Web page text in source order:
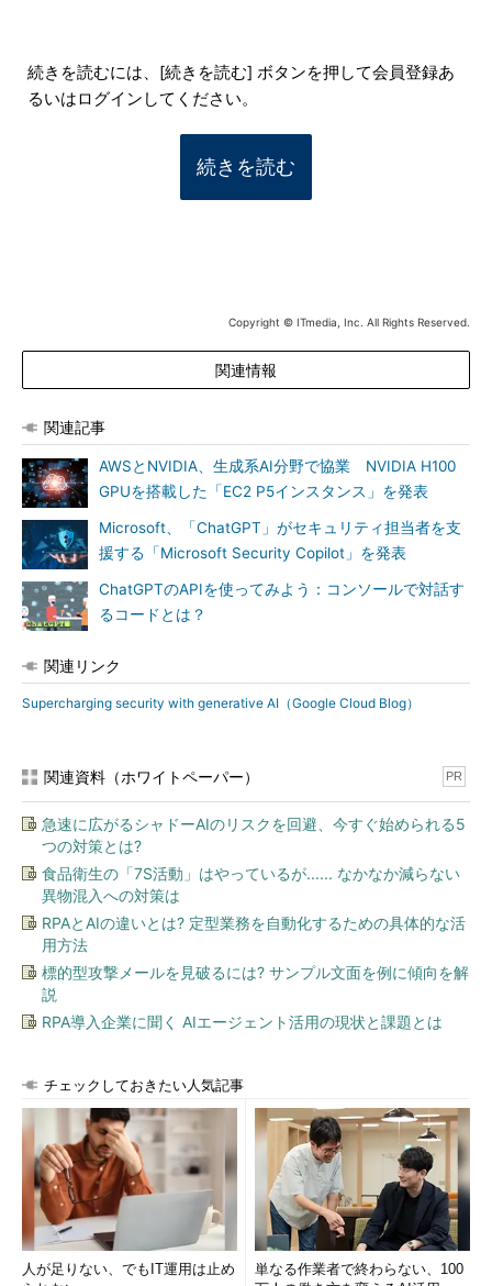
続きを読むには、[続きを読む] ボタンを押して会員登録あ
るいはログインしてください。
続きを読む
Copyright © ITmedia, Inc. All Rights Reserved.
関連情報
関連記事
AWSとNVIDIA、生成系AI分野で協業 NVIDIA H100
GPUを搭載した「EC2 P5インスタンス」を発表
Microsoft、「ChatGPT」がセキュリティ担当者を支
援する「Microsoft Security Copilot」を発表
ChatGPTのAPIを使ってみよう：コンソールで対話す
るコードとは？
関連リンク
Supercharging security with generative AI（Google Cloud Blog）
関連資料（ホワイトペーパー） PR
急速に広がるシャドーAIのリスクを回避、今すぐ始められる5
つの対策とは?
食品衛生の「7S活動」はやっているが...... なかなか減らない
異物混入への対策は
RPAとAIの違いとは? 定型業務を自動化するための具体的な活
用方法
標的型攻撃メールを見破るには? サンプル文面を例に傾向を解
説
RPA導入企業に聞く AIエージェント活用の現状と課題とは
チェックしておきたい人気記事
人が足りない、でもIT運用は止め
単なる作業者で終わらない、100